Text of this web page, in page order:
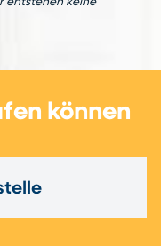
entstehen keine
können